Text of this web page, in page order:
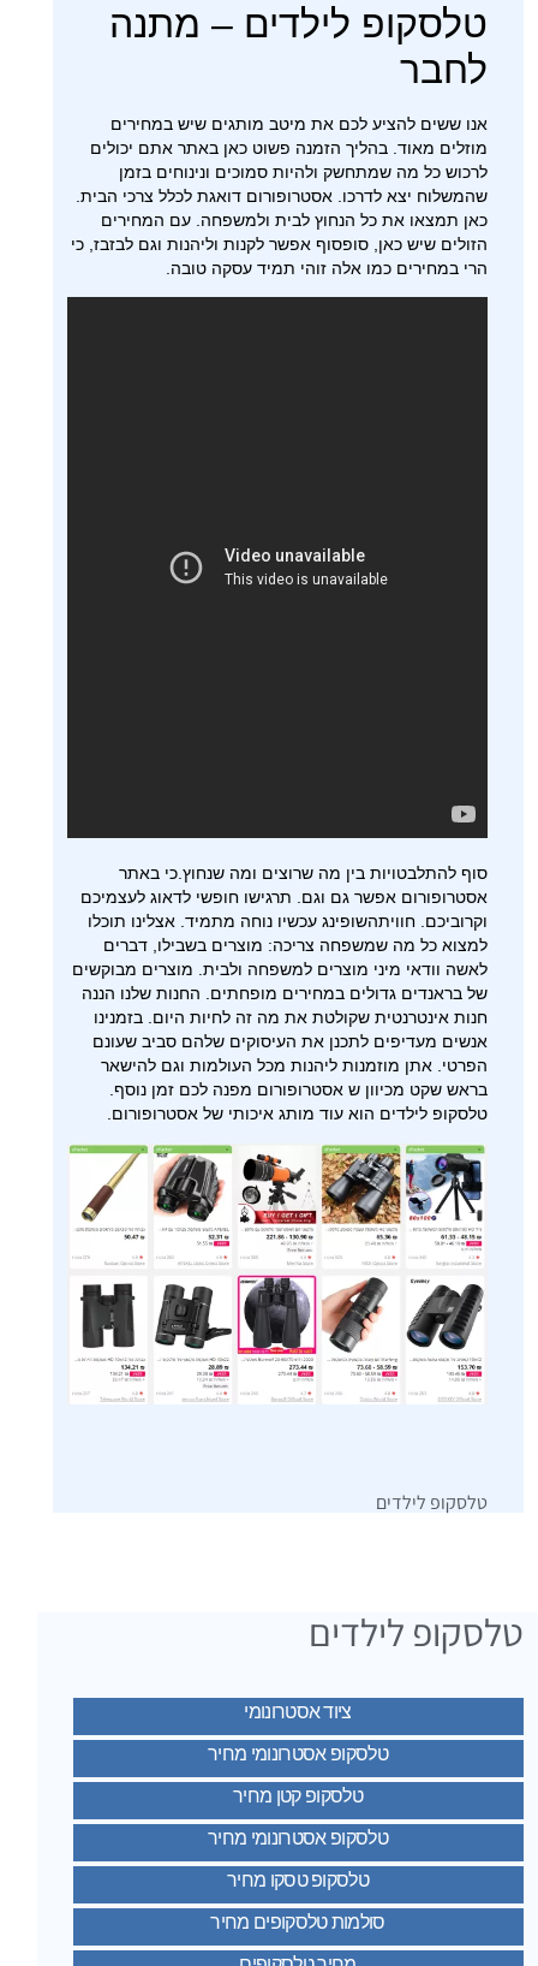
טלסקופ לילדים – מתנה
לחבר
אנו ששים להציע לכם את מיטב מותגים שיש במחירים
מוזלים מאוד. בהליך הזמנה פשוט כאן באתר אתם יכולים
לרכוש כל מה שמתחשק ולהיות סמוכים ונינוחים בזמן
שהמשלוח יצא לדרכו. אסטרופורום דואגת לכלל צרכי הבית.
כאן תמצאו את כל הנחוץ לבית ולמשפחה. עם המחירים
הזולים שיש כאן, סופסוף אפשר לקנות וליהנות וגם לבזבז, כי
הרי במחירים כמו אלה זוהי תמיד עסקה טובה.
סוף להתלבטויות בין מה שרוצים ומה שנחוץ.כי באתר
אסטרופורום אפשר גם וגם. תרגישו חופשי לדאוג לעצמיכם
וקרוביכם. חוויתהשופינג עכשיו נוחה מתמיד. אצלינו תוכלו
למצוא כל מה שמשפחה צריכה: מוצרים בשבילו, דברים
לאשה וודאי מיני מוצרים למשפחה ולבית. מוצרים מבוקשים
של בראנדים גדולים במחירים מופחתים. החנות שלנו הננה
חנות אינטרנטית שקולטת את מה זה לחיות היום. בזמנינו
אנשים מעדיפים לתכנן את העיסוקים שלהם סביב שעונם
הפרטי. אתן מוזמנות ליהנות מכל העולמות וגם להישאר
בראש שקט מכיוון ש אסטרופורום מפנה לכם זמן נוסף.
טלסקופ לילדים הוא עוד מותג איכותי של אסטרופורום.
טלסקופ לילדים
טלסקופ לילדים
ציוד אסטרונומי
טלסקופ אסטרונומי מחיר
טלסקופ קטן מחיר
טלסקופ אסטרונומי מחיר
טלסקופ טסקו מחיר
סולמות טלסקופים מחיר